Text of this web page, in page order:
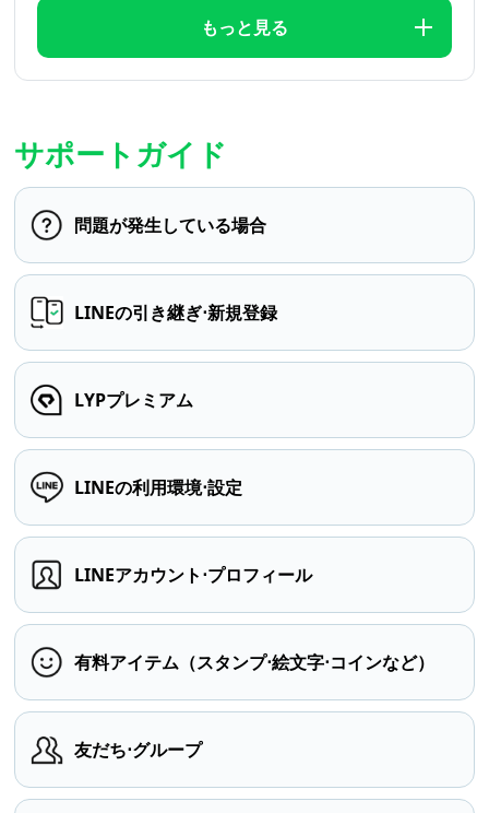
もっと見る
サポートガイド
問題が発生している場合
LINEの引き継ぎ⋅新規登録
LYPプレミアム
LINEの利用環境⋅設定
LINEアカウント⋅プロフィール
有料アイテム（スタンプ⋅絵文字⋅コインなど）
友だち⋅グループ